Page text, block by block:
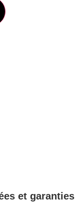
et garanties